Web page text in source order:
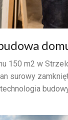
150 m2 w
surowy